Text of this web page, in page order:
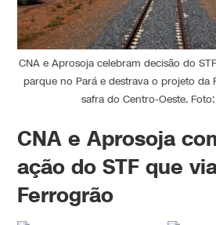
CNA e Aprosoja celebram decisão do
parque no Pará e destrava o projeto da
safra do Centro-Oeste.
CNA e Aprosoja
ação do STF que
Ferrogrão